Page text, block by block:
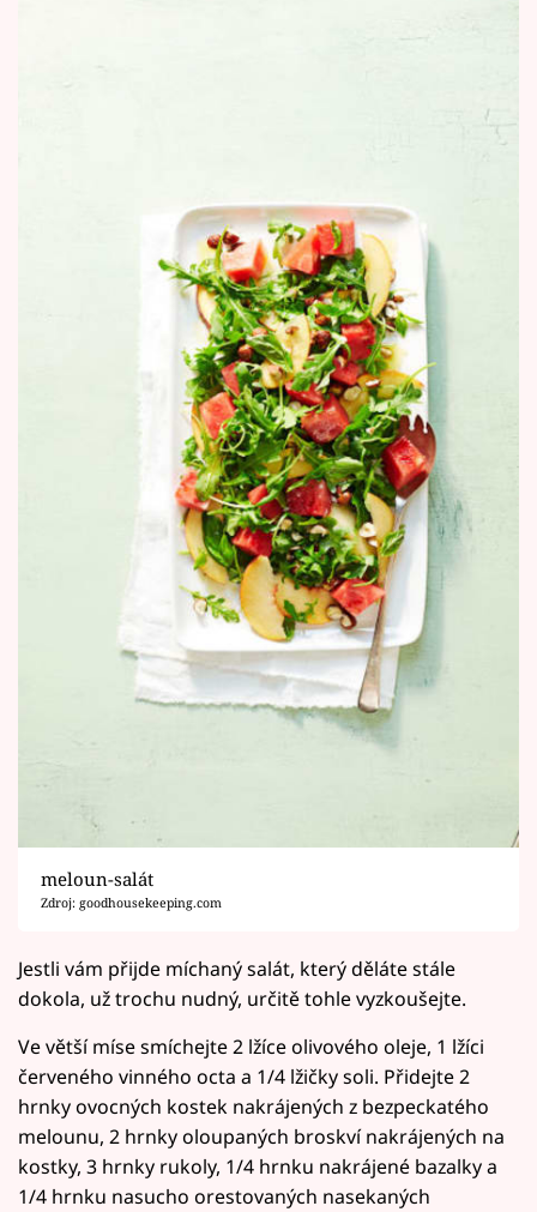
meloun-salát
Zdroj: goodhousekeeping.com
Jestli vám přijde míchaný salát, který děláte stále
dokola, už trochu nudný, určitě tohle vyzkoušejte.
Ve větší míse smíchejte 2 lžíce olivového oleje, 1 lžíci
červeného vinného octa a 1/4 lžičky soli. Přidejte 2
hrnky ovocných kostek nakrájených z bezpeckatého
melounu, 2 hrnky oloupaných broskví nakrájených na
kostky, 3 hrnky rukoly, 1/4 hrnku nakrájené bazalky a
1/4 hrnku nasucho orestovaných nasekaných